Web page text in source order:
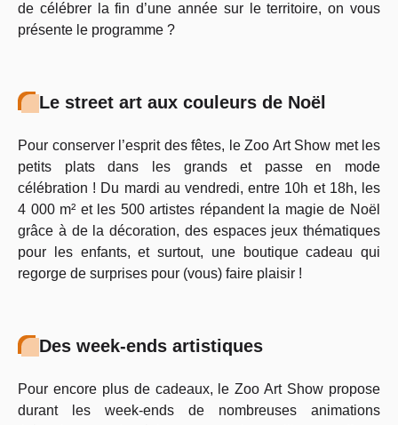
de célébrer la fin d’une année sur le territoire, on vous
présente le programme ?
Le street art aux couleurs de Noël
Pour conserver l’esprit des fêtes, le Zoo Art Show met les
petits plats dans les grands et passe en mode
célébration ! Du mardi au vendredi, entre 10h et 18h, les
4 000 m² et les 500 artistes répandent la magie de Noël
grâce à de la décoration, des espaces jeux thématiques
pour les enfants, et surtout, une boutique cadeau qui
regorge de surprises pour (vous) faire plaisir !
Des week-ends artistiques
Pour encore plus de cadeaux, le Zoo Art Show propose
durant les week-ends de nombreuses animations